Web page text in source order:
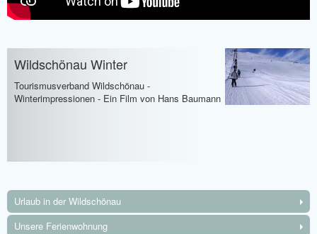
Wildschönau Winter
Tourismusverband Wildschönau -
Winterimpressionen - Ein Film von Hans Baumann
Urlaub in der Wildschönau
Unsere Ferienwohnung